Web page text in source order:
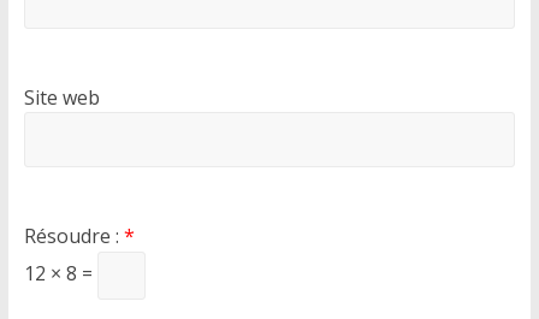
Site web
Résoudre : *
12 × 8 =